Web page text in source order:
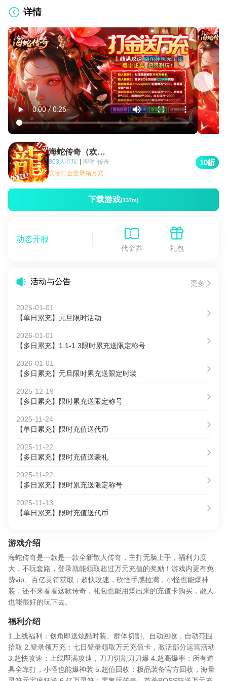
详情
海蛇传奇（欢乐版）
803人在玩 | 即时·传奇
实物打金登录领万充
10
下载游戏(137m)
动态开服
代金券 礼包
活动与公告 更多
2026-01-01
【单日累充】元旦限时活动
2026-01-01
【多日累充】1.1-1.3限时累充送限定称号
2026-01-01
【多日累充】元旦限时累充送限定时装
2025-12-19
【多日累充】限时累充送限定称号
2025-11-24
【单日累充】限时充值送代币
2025-11-22
【多日累充】限时充值送豪礼
2025-11-22
【多日累充】限时累充送限定称号
2025-11-13
【单日累充】限时充值送代币
游戏介绍
海蛇传奇是一款是一款全新散人传奇，主打无脑上手，福利力度
大，不玩套路，登录就能领取超过万元充值的奖励！游戏内更有免
费vip、百亿灵符获取；超快攻速，砍怪手感拉满，小怪也能爆神
装，还不来看看这款传奇，礼包也能用爆出来的充值卡购买，散人
也能很好的玩下去。
福利介绍
1.上线福利：创角即送炫酷时装、群体切割、自动回收，自动范围
拾取 2.登录领万充：七日登录领取万元充值卡，激活部分运营活动
3.超快攻速：上线即满攻速，刀刀切割刀刀爆 4.超高爆率：所有道
具全靠打，小怪也能爆神装 5.超值回收：极品装备官方回收，海量